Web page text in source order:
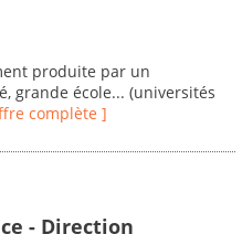
produite par un
grande école... (universités
complète ]
- Direction